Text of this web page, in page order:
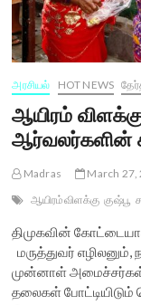
அரசியல் HOT NEWS
ஆயிரம்
ஆர்வலர்களின்
Madras
March 27,
ஆயிரம்விளக்கு குஷ்பூ
திமுகவின்
மருத்துவர் எழிலனும்,
முன்னாள்
தலைகள்